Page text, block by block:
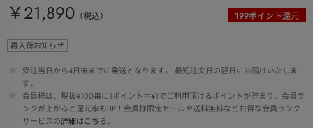
￥21,890 （税込） 199ポイント還元
再入荷お知らせ
※
受注当日から4日後までに発送となります。 最短注文日の翌日にお届けいたしま
す。
※
会員様は、税抜¥100毎に1ポイント＝¥1でご利用頂けるポイントが貯まり、会員ラ
ンクが上がると還元率もUP！会員様限定セールや送料無料などお得な会員ランク
サービスの詳細はこちら。